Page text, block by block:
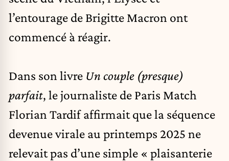
l’entourage de Brigitte Macron ont
commencé à réagir.
Dans son livre Un couple (presque)
parfait, le journaliste de Paris Match
Florian Tardif affirmait que la séquence
devenue virale au printemps 2025 ne
relevait pas d’une simple « plaisanterie